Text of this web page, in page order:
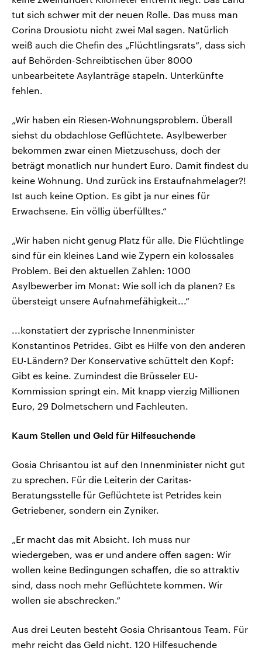
tut sich schwer mit der neuen Rolle. Das muss man
Corina Drousiotu nicht zwei Mal sagen. Natürlich
weiß auch die Chefin des „Flüchtlingsrats“, dass sich
auf Behörden-Schreibtischen über 8000
unbearbeitete Asylanträge stapeln. Unterkünfte
fehlen.
„Wir haben ein Riesen-Wohnungsproblem. Überall
siehst du obdachlose Geflüchtete. Asylbewerber
bekommen zwar einen Mietzuschuss, doch der
beträgt monatlich nur hundert Euro. Damit findest du
keine Wohnung. Und zurück ins Erstaufnahmelager?!
Ist auch keine Option. Es gibt ja nur eines für
Erwachsene. Ein völlig überfülltes.“
„Wir haben nicht genug Platz für alle. Die Flüchtlinge
sind für ein kleines Land wie Zypern ein kolossales
Problem. Bei den aktuellen Zahlen: 1000
Asylbewerber im Monat: Wie soll ich da planen? Es
übersteigt unsere Aufnahmefähigkeit...“
...konstatiert der zyprische Innenminister
Konstantinos Petrides. Gibt es Hilfe von den anderen
EU-Ländern? Der Konservative schüttelt den Kopf:
Gibt es keine. Zumindest die Brüsseler EU-
Kommission springt ein. Mit knapp vierzig Millionen
Euro, 29 Dolmetschern und Fachleuten.
Kaum Stellen und Geld für Hilfesuchende
Gosia Chrisantou ist auf den Innenminister nicht gut
zu sprechen. Für die Leiterin der Caritas-
Beratungsstelle für Geflüchtete ist Petrides kein
Getriebener, sondern ein Zyniker.
„Er macht das mit Absicht. Ich muss nur
wiedergeben, was er und andere offen sagen: Wir
wollen keine Bedingungen schaffen, die so attraktiv
sind, dass noch mehr Geflüchtete kommen. Wir
wollen sie abschrecken.“
Aus drei Leuten besteht Gosia Chrisantous Team. Für
mehr reicht das Geld nicht. 120 Hilfesuchende